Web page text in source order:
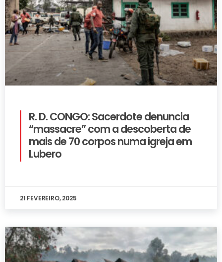
R. D. CONGO: Sacerdote denuncia
“massacre” com a descoberta de
mais de 70 corpos numa igreja em
Lubero
21 FEVEREIRO, 2025